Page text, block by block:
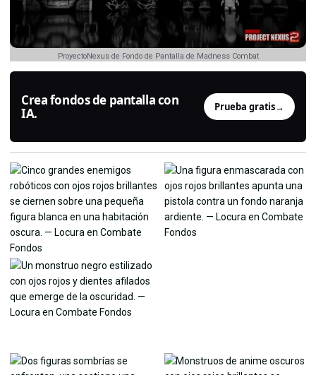
ProyectoNexus de Fondo de Pantalla de Madness Combat
Crea fondos de pantalla con
IA.
Prueba gratis→